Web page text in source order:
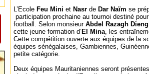
L’Ecole Feu Mini et Nasr de Dar Naïm se
participation prochaine au tournoi destiné
football. Selon monsieur Abdel Razagh
cette jeune formation d’ El Mina, les
Cette compétition ouverte aux équipes de la
équipes sénégalaises, Gambiennes,
petite catégorie.
Deux équipes Mauritaniennes seront